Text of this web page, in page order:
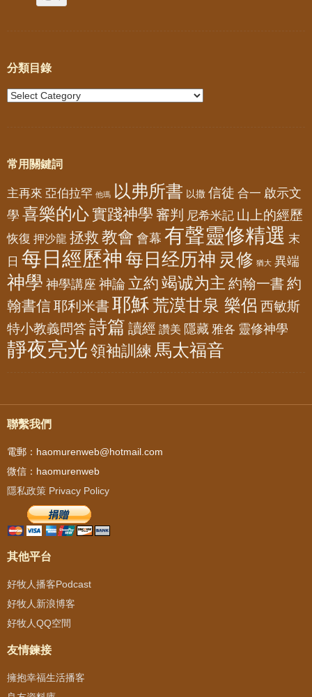
分類目錄
常用關鍵詞
主再來 亞伯拉罕 他瑪 以弗所書 以撒 信徒 合一 啟示文
學 喜樂的心實踐神學 審判 尼希米記 山上的經歷
恢復 押沙龍 拯救 教會 會幕 有聲靈修精選 末
日 每日經歷神 每日经历神 灵修 猶大 異端
神學 神學講座 神論 立約 竭诚为主 約翰一書 約
翰書信耶利米書 耶穌荒漠甘泉 樂侶 西敏斯
特小教義問答詩篇 讀經 讚美 隱藏 雅各 靈修神學
靜夜亮光 領袖訓練 馬太福音
聯繫我們
電郵：haomurenweb@hotmail.com
微信：haomurenweb
隱私政策 Privacy Policy
其他平台
好牧人播客Podcast
好牧人新浪博客
好牧人QQ空間
友情鍊接
擁抱幸福生活播客